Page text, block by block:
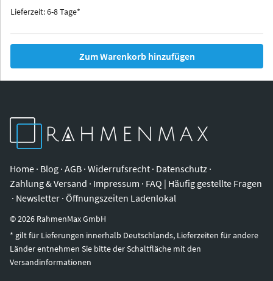
Iowa
Lieferzeit: 6-8 Tage*
Zum Warenkorb hinzufügen
Home · Blog · AGB · Widerrufsrecht · Datenschutz ·
Zahlung & Versand · Impressum · FAQ | Häufig gestellte Fragen
· Newsletter · Öffnungszeiten Ladenlokal
©2026 RahmenMax GmbH
* gilt für Lieferungen innerhalb Deutschlands, Lieferzeiten für andere
Länder entnehmen Sie bitte der Schaltfläche mit den
Versandinformationen